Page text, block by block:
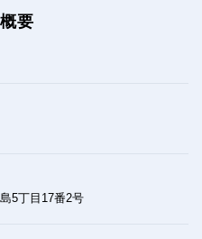
要
5丁目17番2号